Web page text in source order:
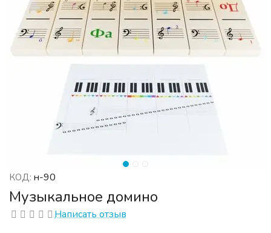
КОД: н-90
Музыкальное домино
Написать отзыв